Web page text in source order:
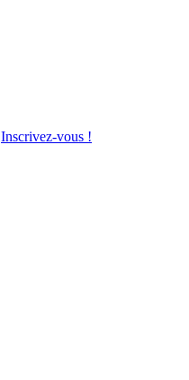
Inscrivez-vous !